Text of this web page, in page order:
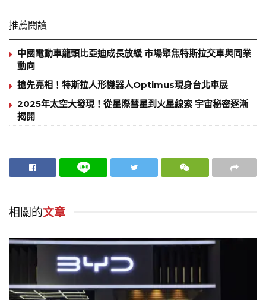
推薦閱讀
中國電動車龍頭比亞迪成長放緩 市場聚焦特斯拉交車與同業
動向
搶先亮相！特斯拉人形機器人Optimus現身台北車展
2025年太空大發現！從星際彗星到火星線索 宇宙秘密逐漸
揭開
相關的文章